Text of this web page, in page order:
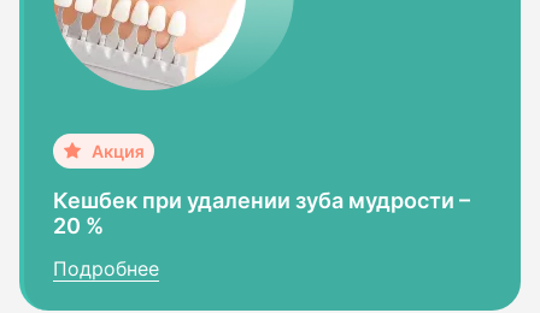
Кешбек при удалении зуба мудрости –
20 %
Подробнее